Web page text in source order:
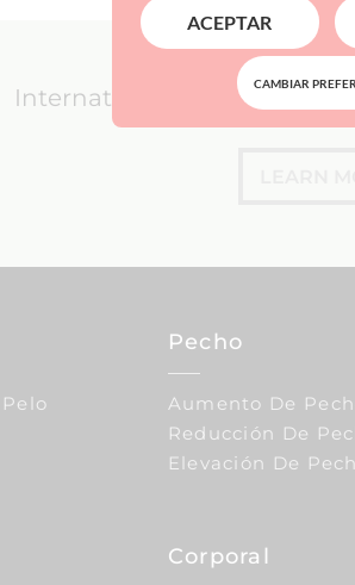
International Patients:
Pecho
Aumento De
Reducción De
Elevación De
Corporal
ACEPTAR
CAMBIAR